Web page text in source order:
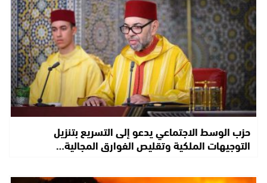
حزب الوسط الاجتماعي يدعو إلى التسريع بتنزيل
التوجيهات الملكية وتقليص الفوارق المجالية…